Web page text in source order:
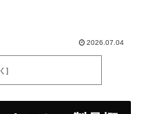
2026.07.04